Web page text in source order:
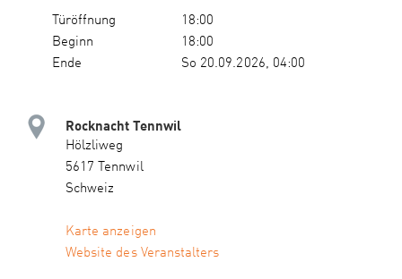
Türöffnung
18:00
Beginn
18:00
Ende
So 20.09.2026, 04:00
Rocknacht Tennwil
Hölzliweg
5617 Tennwil
Schweiz
Karte anzeigen
Website des Veranstalters